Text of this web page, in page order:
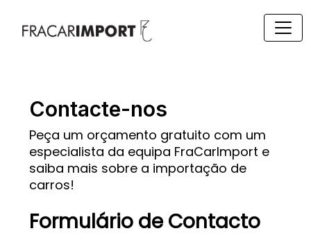
Contacte-nos
Peça um orçamento gratuito com um
especialista da equipa FraCarImport e
saiba mais sobre a importação de
carros!
Formulário de Contacto